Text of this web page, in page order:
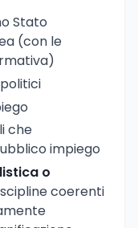
Stato
(con le
che
impiego
o
coerenti